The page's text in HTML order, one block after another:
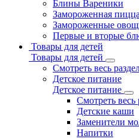
Блины Вареники
Замороженная
Замороженные
Первые и вторые
Товары для детей
Товары для детей
Смотреть весь
Детское питание
Детское питание
Смотреть весь
Детские каши
Заменители
Напитки